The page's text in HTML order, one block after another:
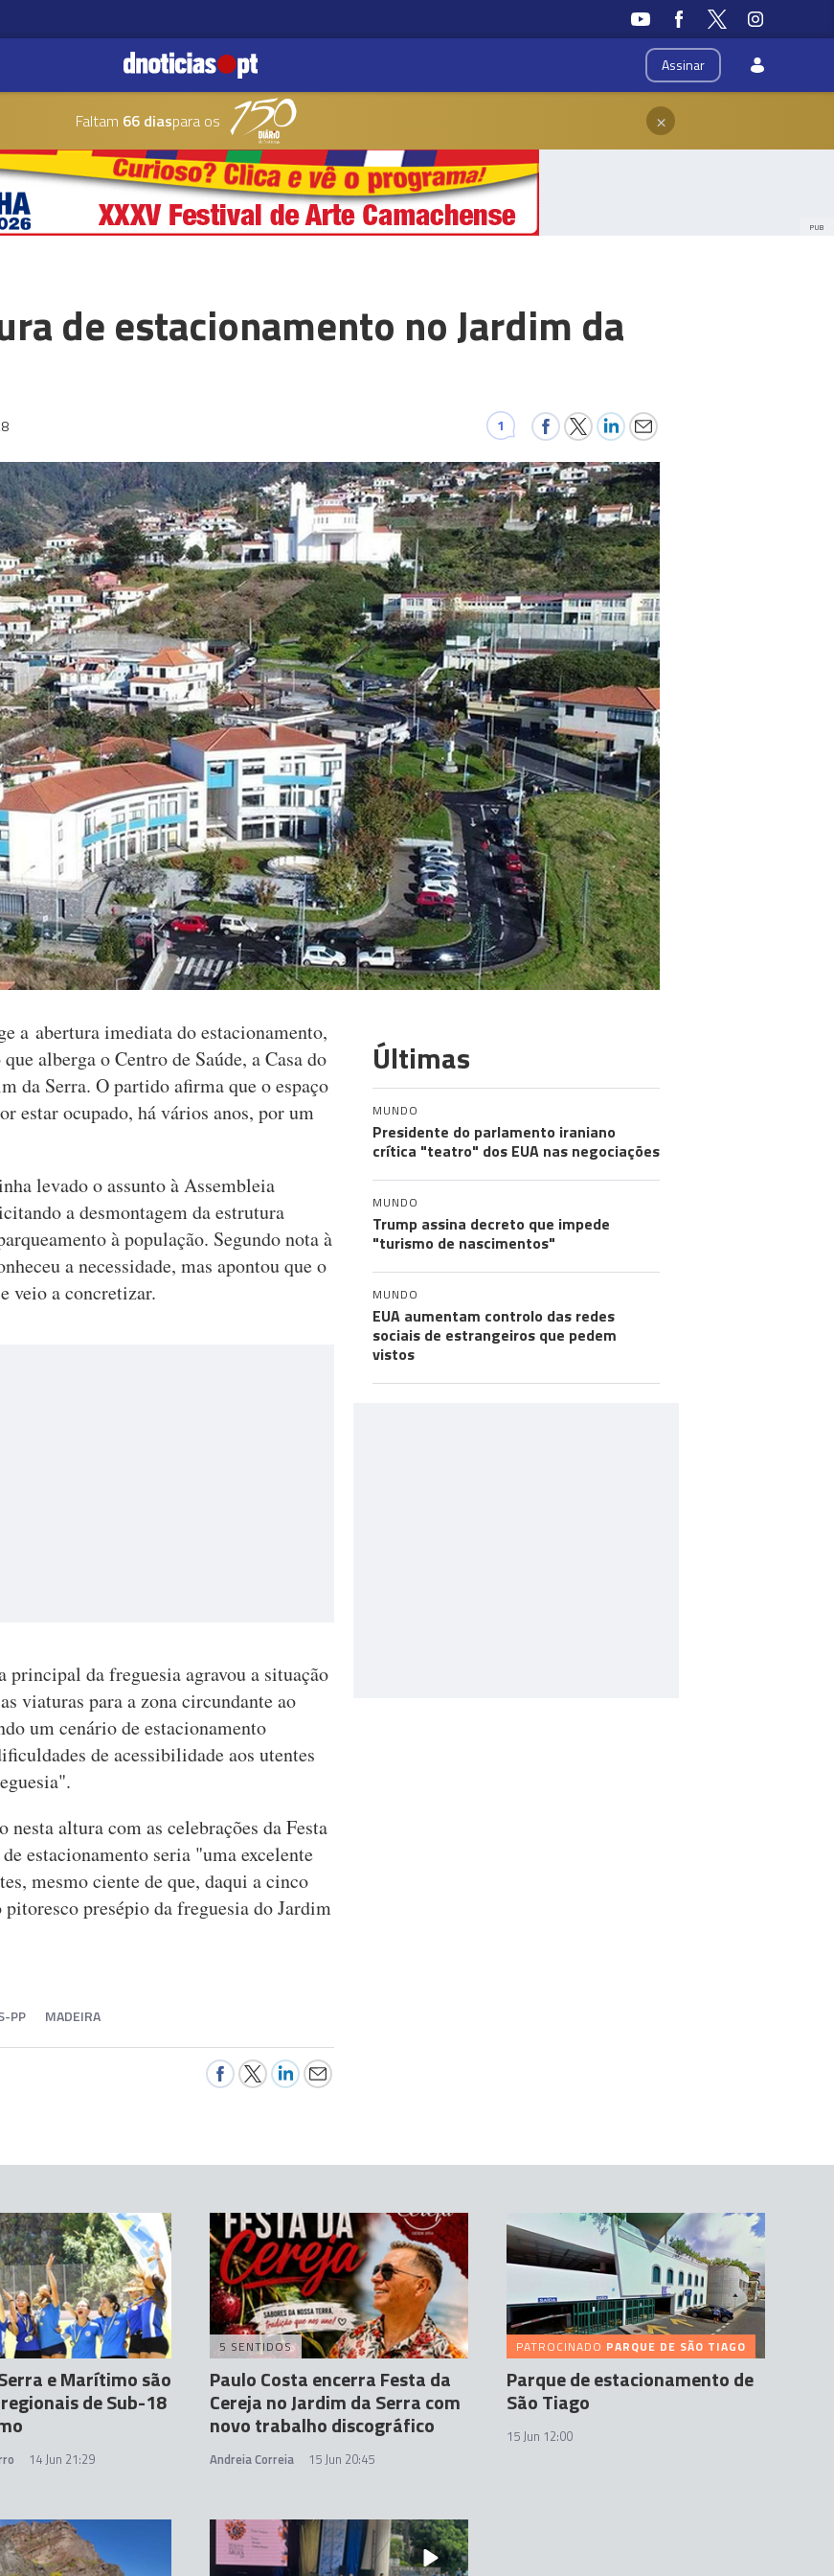
Assinar
Faltam 66 diaspara os ×
PUB
de estacionamento no Jardim da
1
a abertura imediata do estacionamento,
alberga o Centro de Saúde, a Casa do
da Serra. O partido afirma que o espaço
estar ocupado, há vários anos, por um
levado o assunto à Assembleia
a desmontagem da estrutura
à população. Segundo nota à
a necessidade, mas apontou que o
veio a concretizar.
da freguesia agravou a situação
viaturas para a zona circundante ao
um cenário de estacionamento
de acessibilidade aos utentes
altura com as celebrações da Festa
estacionamento seria "uma excelente
mesmo ciente de que, daqui a cinco
presépio da freguesia do Jardim
PP MADEIRA
Últimas
MUNDO
Presidente do parlamento iraniano
crítica "teatro" dos EUA nas negociações
MUNDO
Trump assina decreto que impede
"turismo de nascimentos"
MUNDO
EUA aumentam controlo das redes
sociais de estrangeiros que pedem
vistos
e Marítimo são
de Sub-18
14 Jun 21:29
5 SENTIDOS
Paulo Costa encerra Festa da
Cereja no Jardim da Serra com
novo trabalho discográfico
Andreia Correia 15 Jun 20:45
PATROCINADO PARQUE DE SÃO TIAGO
Parque de estacionamento de
São Tiago
15 Jun 12:00